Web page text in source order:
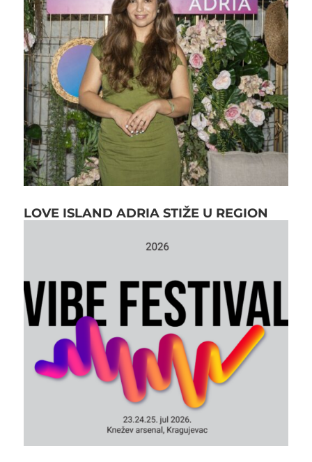
LOVE ISLAND ADRIA STIŽE U REGION